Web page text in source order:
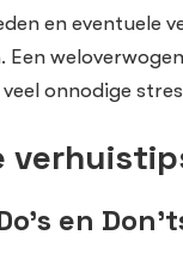
en eventuele
onnodige
en